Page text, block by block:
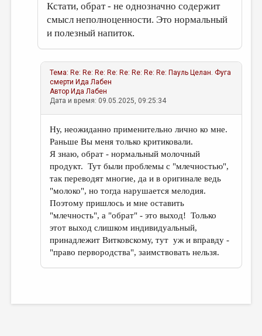
Кстати, обрат - не однозначно содержит
смысл неполноценности. Это нормальный
и полезный напиток.
Тема: Re: Re: Re: Re: Re: Re: Re: Re: Пауль Целан. Фуга
смерти Ида Лабен
Автор Ида Лабен
Дата и время: 09.05.2025, 09:25:34
Ну, неожиданно применительно лично ко мне.
Раньше Вы меня только критиковали.
Я знаю, обрат - нормальный молочный
продукт. Тут были проблемы с "млечностью",
так переводят многие, да и в оригинале ведь
"молоко", но тогда нарушается мелодия.
Поэтому пришлось и мне оставить
"млечность", а "обрат" - это выход! Только
этот выход слишком индивидуальный,
принадлежит Витковскому, тут уж и вправду -
"право первородства", заимствовать нельзя.